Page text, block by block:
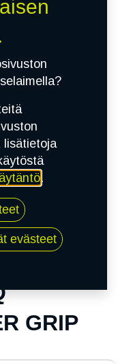
GRIP
GRIP
lisätietoja
.
evästeet